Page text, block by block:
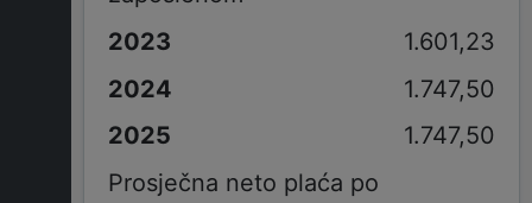
1.601,23
1.747,50
1.747,50
Prosječna neto plaća po